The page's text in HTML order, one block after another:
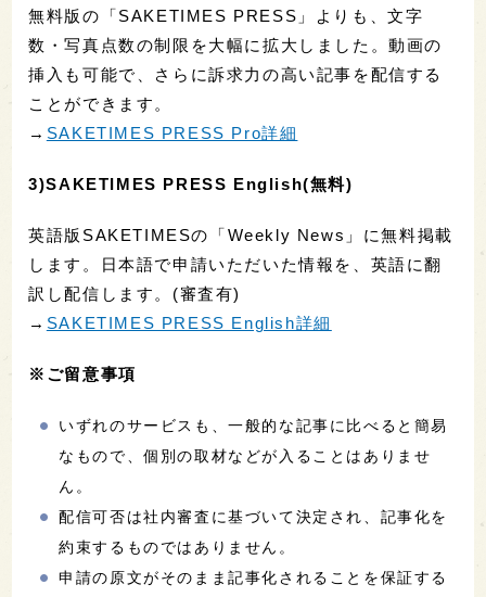
無料版の「SAKETIMES PRESS」よりも、文字
数・写真点数の制限を大幅に拡大しました。動画の
挿入も可能で、さらに訴求力の高い記事を配信する
ことができます。
→ SAKETIMES PRESS Pro詳細
3)SAKETIMES PRESS English(無料)
英語版SAKETIMESの「Weekly News」に無料掲載
します。日本語で申請いただいた情報を、英語に翻
訳し配信します。(審査有)
→ SAKETIMES PRESS English詳細
※ご留意事項
いずれのサービスも、一般的な記事に比べると簡易
なもので、個別の取材などが入ることはありませ
ん。
配信可否は社内審査に基づいて決定され、記事化を
約束するものではありません。
申請の原文がそのまま記事化されることを保証する